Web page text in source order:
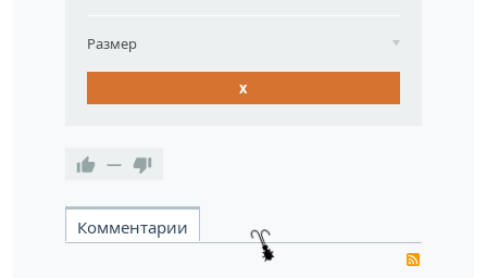
Размер
x
—
Комментарии